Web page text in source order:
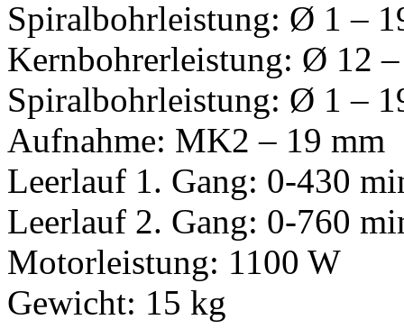
Spiralbohrleistung: Ø 1 –
Kernbohrerleistung: Ø 12
Spiralbohrleistung: Ø 1 –
Aufnahme: MK2 – 19 mm
Leerlauf 1. Gang: 0-430
Leerlauf 2. Gang: 0-760
Motorleistung: 1100 W
Gewicht: 15 kg